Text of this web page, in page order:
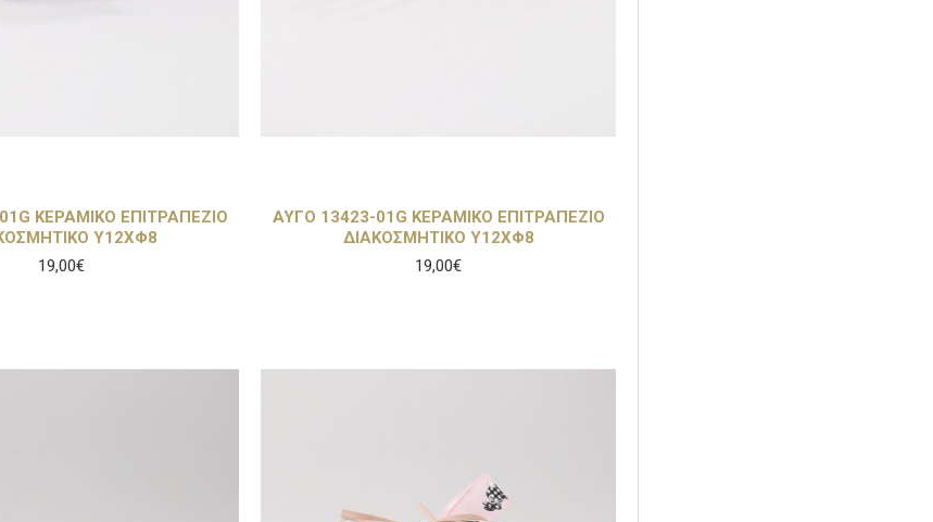
ΚΕΡΑΜΙΚΟ ΕΠΙΤΡΑΠΕΖΙΟ
Υ12ΧΦ8
19,00€
ΑΥΓΟ 13423-01G ΚΕΡΑΜΙΚΟ ΕΠΙΤΡΑΠΕΖΙΟ
ΔΙΑΚΟΣΜΗΤΙΚΟ Υ12ΧΦ8
19,00€